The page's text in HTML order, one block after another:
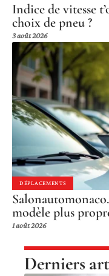
Indice de vitesse
choix de pneu ?
3 août 2026
DÉPLACEMENTS
modèle plus
1 août 2026
Derniers